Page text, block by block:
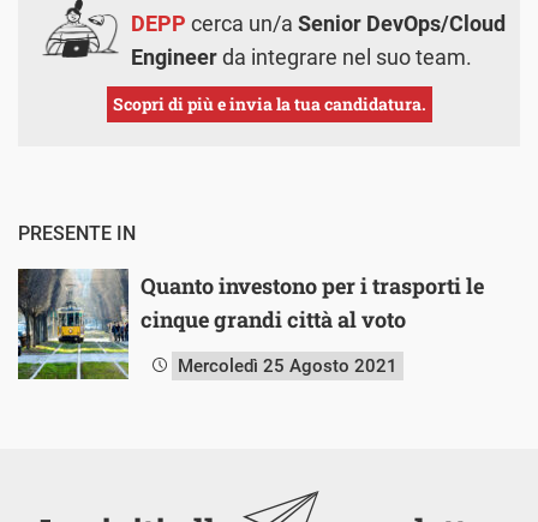
DEPP cerca un/a Senior DevOps/Cloud
Engineerda integrare nel suo team.
Scopri di più e invia la tua candidatura.
PRESENTE IN
Quanto investono per i trasporti le
cinque grandi città al voto
Mercoledì 25 Agosto 2021